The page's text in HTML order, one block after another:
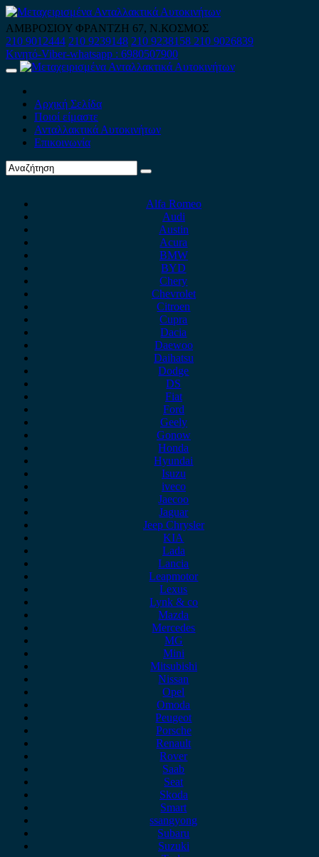
Skip
to
content
ΑΜΒΡΟΣΙΟΥ ΦΡΑΝΤΖΗ 67, Ν.ΚΟΣΜΟΣ
210 9012444 210 9239148 210 9238158 210 9026839
Κινητό-Viber-whatsapp : 6980507900
Primary
Αρχική Σελίδα
Ποιοί είμαστε
Ανταλλακτικά Αυτοκινήτων
Επικοινωνία
Alfa Romeo
Audi
Austin
Acura
BMW
BYD
Chery
Chevrolet
Citroen
Cupra
Dacia
Daewoo
Daihatsu
Dodge
DS
Fiat
Ford
Geely
Gonow
Honda
Hyundai
Isuzu
iveco
Jaecoo
Jaguar
Jeep Chrysler
KIA
Lada
Lancia
Leapmotor
Lexus
Lynk & co
Mazda
Mercedes
MG
Mini
Mitsubishi
Nissan
Opel
Omoda
Peugeot
Porsche
Renault
Rover
Saab
Seat
Skoda
Smart
ssangyong
Subaru
Suzuki